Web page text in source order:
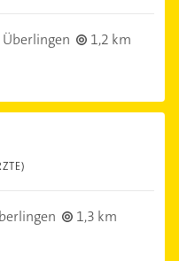
1,2 km
1,3 km